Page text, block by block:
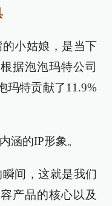
小姑娘，是当下
据泡泡玛特公司
玛特贡献了11.9%
涵的IP形象。
间，这就是我们
产品的核心以及